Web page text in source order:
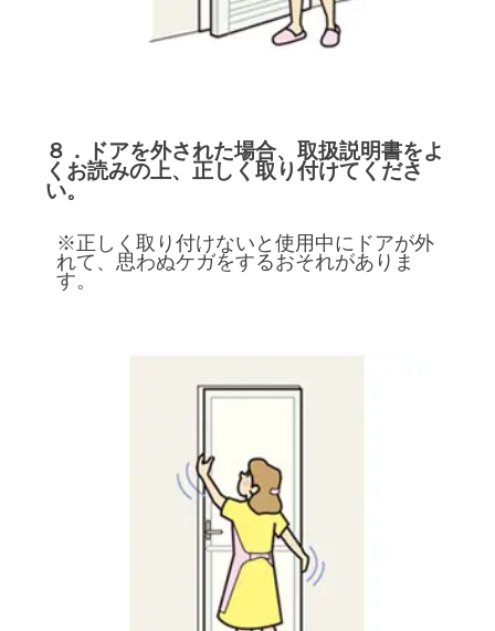
８．ドアを外された場合、取扱説明書をよ
くお読みの上、正しく取り付けてくださ
い。
※正しく取り付けないと使用中にドアが外
れて、思わぬケガをするおそれがありま
す。